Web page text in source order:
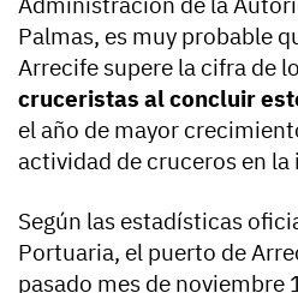
Palmas, es muy probable
Arrecife supere la cifra de
cruceristas al concluir
el año de mayor
actividad de cruceros en la
Según las estadísticas
Portuaria, el puerto de
pasado mes de noviembre